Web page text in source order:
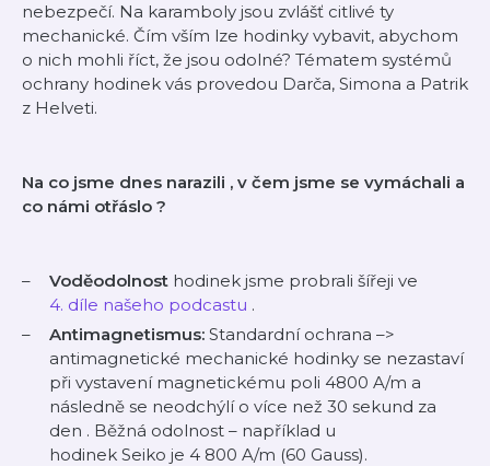
nebezpečí. Na karamboly jsou zvlášť citlivé ty
mechanické. Čím vším lze hodinky vybavit, abychom
o nich mohli říct, že jsou odolné? Tématem systémů
ochrany hodinek vás provedou Darča, Simona a Patrik
z Helveti.
Na co jsme dnes narazili , v čem jsme se vymáchali a
co námi otřáslo ?
Voděodolnost hodinek jsme probrali šířeji ve
4. díle našeho podcastu .
Antimagnetismus: Standardní ochrana –>
antimagnetické mechanické hodinky se nezastaví
při vystavení magnetickému poli 4800 A/m a
následně se neodchýlí o více než 30 sekund za
den . Běžná odolnost – například u
hodinek Seiko je 4 800 A/m (60 Gauss).